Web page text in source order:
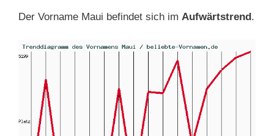
Der Vorname Maui befindet sich im Aufwärtstrend.